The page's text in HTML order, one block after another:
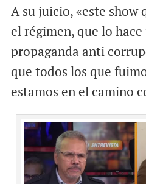
A su juicio, «este show
el régimen, que lo hace
propaganda anti
que todos los que
estamos en el camino